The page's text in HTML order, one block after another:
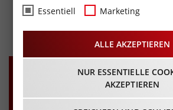
Deutschrock
02.03.2024 - Beginn
Essentiell Marketing
ALLE AKZEPTIEREN
NUR ESSENTIELLE
AKZEPTIEREN